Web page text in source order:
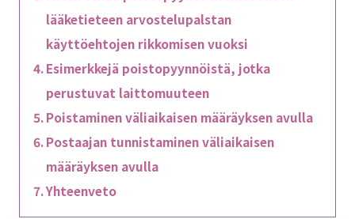
lääketieteen arvostelupalstan
käyttöehtojen rikkomisen vuoksi
Esimerkkejä poistopyynnöistä, jotka
perustuvat laittomuuteen
Poistaminen väliaikaisen määräyksen avulla
Postaajan tunnistaminen väliaikaisen
määräyksen avulla
Yhteenveto